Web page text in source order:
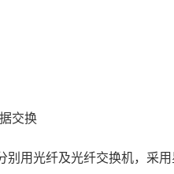
交换
用光纤及光纤交换机，采用